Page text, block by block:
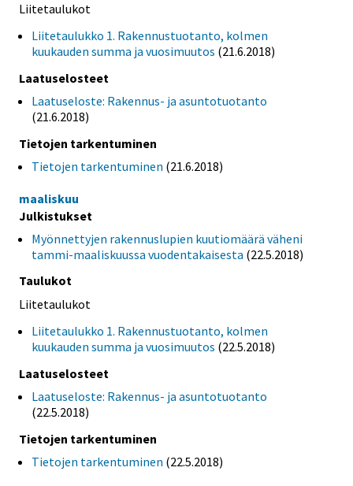
Liitetaulukot
Liitetaulukko 1. Rakennustuotanto, kolmen
kuukauden summa ja vuosimuutos (21.6.2018)
Laatuselosteet
Laatuseloste: Rakennus- ja asuntotuotanto
(21.6.2018)
Tietojen tarkentuminen
Tietojen tarkentuminen (21.6.2018)
maaliskuu
Julkistukset
Myönnettyjen rakennuslupien kuutiomäärä väheni
tammi-maaliskuussa vuodentakaisesta (22.5.2018)
Taulukot
Liitetaulukot
Liitetaulukko 1. Rakennustuotanto, kolmen
kuukauden summa ja vuosimuutos (22.5.2018)
Laatuselosteet
Laatuseloste: Rakennus- ja asuntotuotanto
(22.5.2018)
Tietojen tarkentuminen
Tietojen tarkentuminen (22.5.2018)